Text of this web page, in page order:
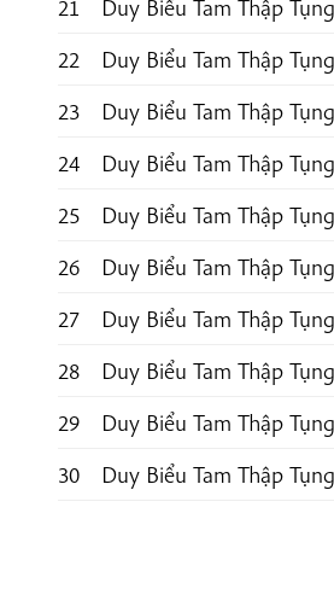
21
Duy Biểu Tam Thập Tụng
22
Duy Biểu Tam Thập Tụng
23
Duy Biểu Tam Thập Tụng
24
Duy Biểu Tam Thập Tụng
25
Duy Biểu Tam Thập Tụng
26
Duy Biểu Tam Thập Tụng
27
Duy Biểu Tam Thập Tụng
28
Duy Biểu Tam Thập Tụng
29
Duy Biểu Tam Thập Tụng
30
Duy Biểu Tam Thập Tụng